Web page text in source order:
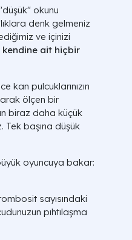
okunu
denk gelmeniz
ve içinizi
kendine ait hiçbir
kan pulcuklarınızın
ölçen bir
biraz daha küçük
Tek başına düşük
oyuncuya bakar:
sayısındaki
pıhtılaşma